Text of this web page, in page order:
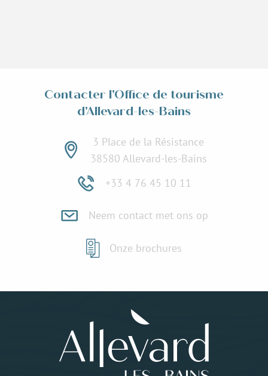
Contacter l'Office de tourisme
d'Allevard-les-Bains
3 Place de la Résistance
38580 Allevard-les-Bains
+33 4 76 45 10 11
Neem contact met ons op
Onze brochures